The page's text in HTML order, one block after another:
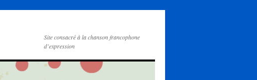
Site consacré à la chanson francophone
d’expression